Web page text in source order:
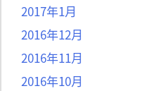
2017年1月
2016年12月
2016年11月
2016年10月